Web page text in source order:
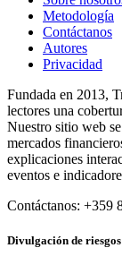
Metodología
Contáctanos
Autores
Privacidad
Fundada en 2013,
lectores una
Nuestro sitio web
mercados
explicaciones
eventos e
Contáctanos: +359
Divulgación de